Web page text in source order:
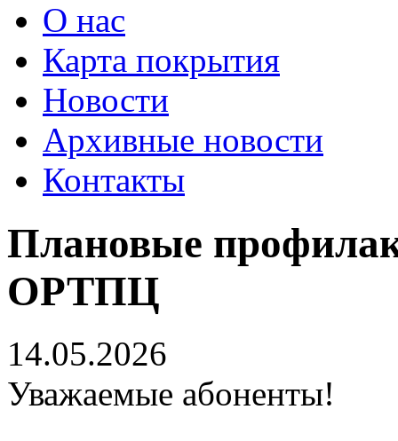
О нас
Карта покрытия
Новости
Архивные новости
Контакты
Плановые
ОРТПЦ
14.05.2026
Уважаемые абоненты!